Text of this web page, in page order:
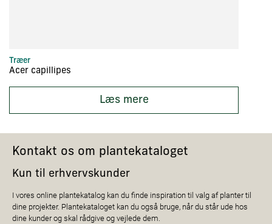
Træer
Acer capillipes
Læs mere
Kontakt os om plantekataloget
Kun til erhvervskunder
I vores online plantekatalog kan du finde inspiration til valg af planter til
dine projekter. Plantekataloget kan du også bruge, når du står ude hos
dine kunder og skal rådgive og vejlede dem.